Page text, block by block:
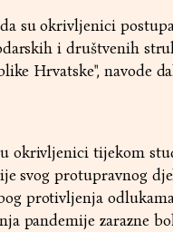
su okrivljenici
i društvenih
Hrvatske", navode
okrivljenici tijekom
svog protupravnog
protivljenja
pandemije zarazne